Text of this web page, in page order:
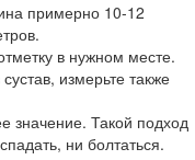
примерно 10-12
в нужном месте.
измерьте также
значение. Такой подход
ни болтаться.